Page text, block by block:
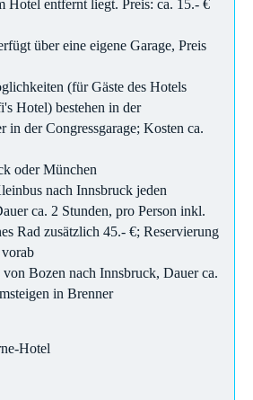
Hotel entfernt liegt. Preis: ca. 15.- €
über eine eigene Garage, Preis
(für Gäste des Hotels
Hotel) bestehen in der
in der Congressgarage; Kosten ca.
oder München
nach Innsbruck jeden
ca. 2 Stunden, pro Person inkl.
Rad zusätzlich 45.- €; Reservierung
Bozen nach Innsbruck, Dauer ca.
in Brenner
Hotel